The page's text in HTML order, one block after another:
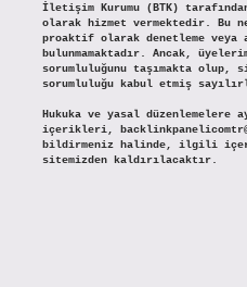
İletişim Kurumu (BTK)
olarak hizmet vermektedir.
proaktif olarak denetleme veya
bulunmamaktadır. Ancak,
sorumluluğunu taşımakta olup,
sorumluluğu kabul etmiş
Hukuka ve yasal düzenlemelere
içerikleri,
bildirmeniz halinde, ilgili
sitemizden kaldırılacaktır.